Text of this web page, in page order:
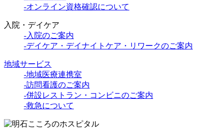
-オンライン資格確認について
入院・デイケア
-入院のご案内
-デイケア・デイナイトケア・リワークのご案内
地域サービス
-地域医療連携室
-訪問看護のご案内
-併設レストラン・コンビニのご案内
-救急について